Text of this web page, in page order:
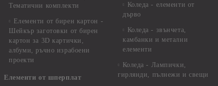
Тематични комплекти
Елементи от бирен картон -
Шейкър заготовки от бирен
картон за 3D картички,
албуми, ръчно израбоени
проекти
Елементи от шперплат
Коледа - елементи от
дърво
Коледа - звънчета,
камбанки и метални
елементи
Коледа - Лампички,
гирлянди, пълнежи и свещи